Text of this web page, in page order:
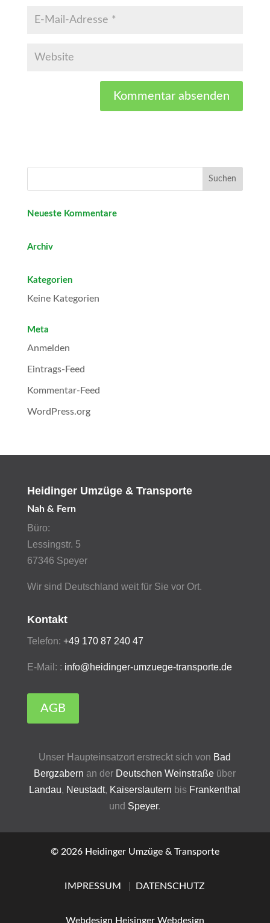
Neueste Kommentare
Archiv
Kategorien
Keine Kategorien
Meta
Anmelden
Eintrags-Feed
Kommentar-Feed
WordPress.org
Heidinger Umzüge & Transporte
Nah & Fern
Büro:
Lessingstr. 5
67346 Speyer
Wir sind Deutschland weit für Sie vor Ort.
Kontakt
Telefon: +49 170 87 240 47
E-Mail: : info@heidinger-umzuege-transporte.de
AGB
Unser Haupteinsatzort erstreckt sich von Bad
Bergzabern an der Deutschen Weinstraße über
Landau, Neustadt, Kaiserslautern bis Frankenthal
und Speyer.
© 2026 Heidinger Umzüge & Transporte
IMPRESSUM DATENSCHUTZ
Webdesign Heisinger Webdesign